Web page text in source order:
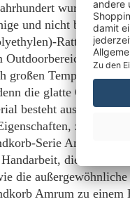
wurden
und nicht
Rattan
denn
großen
die glatte Oberfläche
besteht aus
zudem
Serie Amrum
die
die
Amrum zu